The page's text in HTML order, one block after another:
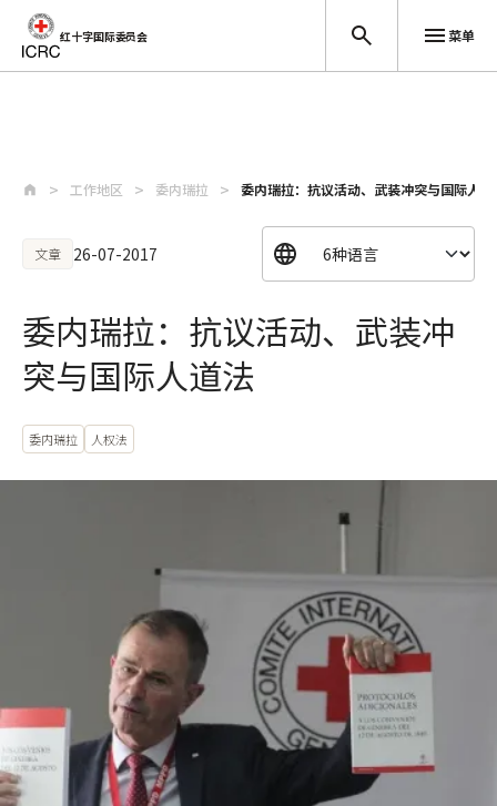
红十字国际委员会 菜单
工作地区 委内瑞拉 委内瑞拉：抗议活动、武装冲突与国际人道
文章 26-07-2017
委内瑞拉：抗议活动、武装冲
突与国际人道法
委内瑞拉 人权法